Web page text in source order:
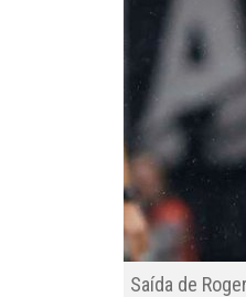
Saída de